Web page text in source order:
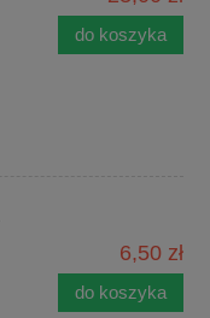
do koszyka
6,50 zł
do koszyka